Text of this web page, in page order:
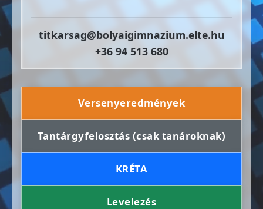
titkarsag@bolyaigimnazium.elte.hu
+36 94 513 680
Versenyeredmények
Tantárgyfelosztás (csak tanároknak)
KRÉTA
Levelezés